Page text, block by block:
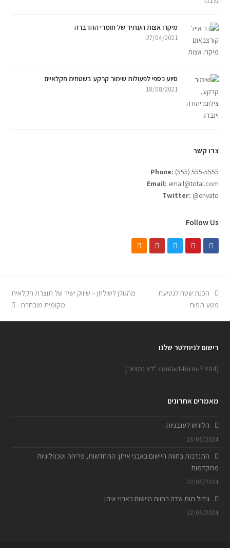
מיקרו אצות העתיד של חומרי ההדברה
27/04/2021
סיוע כספי לפעולות שימור קרקע בשטחים חקלאיים
18/08/2021
צרו קשר
Phone: (555) 555-5555
Email: email@total.com
Twitter: @envato
Follow Us
הכנת שטח לנטיעת
מטע תפוח
מהגולן לשולחן – שיווק ישיר של תוצרת חקלאית
מקומית מובחרת
רישום לניוזלטר שלנו
[contact-form-7 404 "לא נמצא"]
מאמרים אחרונים
הלוחש לעגבניות
23/05/2024
התנדבות בחוות היישום באבני איתן: התחדשות, פריחה וטכנולוגיות
מתקדמות
22/05/2024
גידול תות שדה בחוות היישום באבני איתן
22/05/2024